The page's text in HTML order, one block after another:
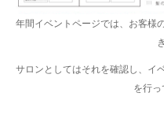
年間イベントページでは、お客様
サロンとしてはそれを確認し、イ
を行っ